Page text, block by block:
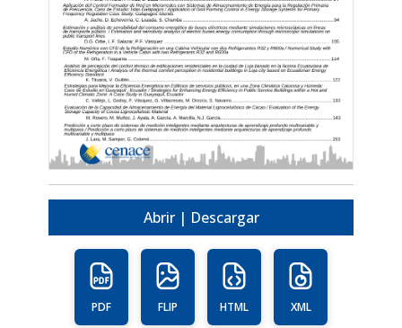
Abrir | Descargar
PDF FLIP HTML XML